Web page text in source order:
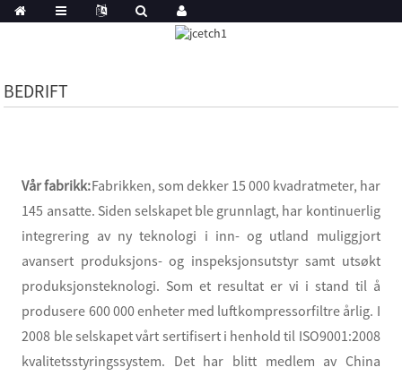
BEDRIFT
Vår fabrikk:Fabrikken, som dekker 15 000 kvadratmeter, har
145 ansatte. Siden selskapet ble grunnlagt, har kontinuerlig
integrering av ny teknologi i inn- og utland muliggjort
avansert produksjons- og inspeksjonsutstyr samt utsøkt
produksjonsteknologi. Som et resultat er vi i stand til å
produsere 600 000 enheter med luftkompressorfiltre årlig. I
2008 ble selskapet vårt sertifisert i henhold til ISO9001:2008
kvalitetsstyringssystem. Det har blitt medlem av China